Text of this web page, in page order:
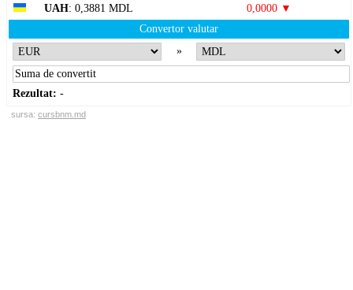
UAH: 0,3881 MDL
0,0000 ▼
Convertor valutar
»
Rezultat: -
sursa: cursbnm.md